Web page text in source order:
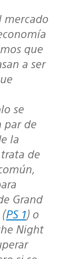
que
a ser
se
par de
la
de
Grand
PS 1) o
Night